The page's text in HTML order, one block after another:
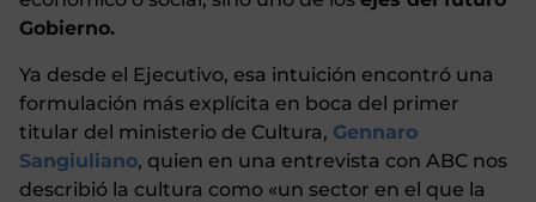
Gobierno.
Ya desde el Ejecutivo, esa intuición encontró una
formulación más explícita en boca del primer
titular del ministerio de Cultura, Gennaro
Sangiuliano, quien en una entrevista con ABC nos
describió la cultura como «un sector en el que la